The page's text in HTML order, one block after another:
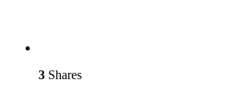
3 Shares